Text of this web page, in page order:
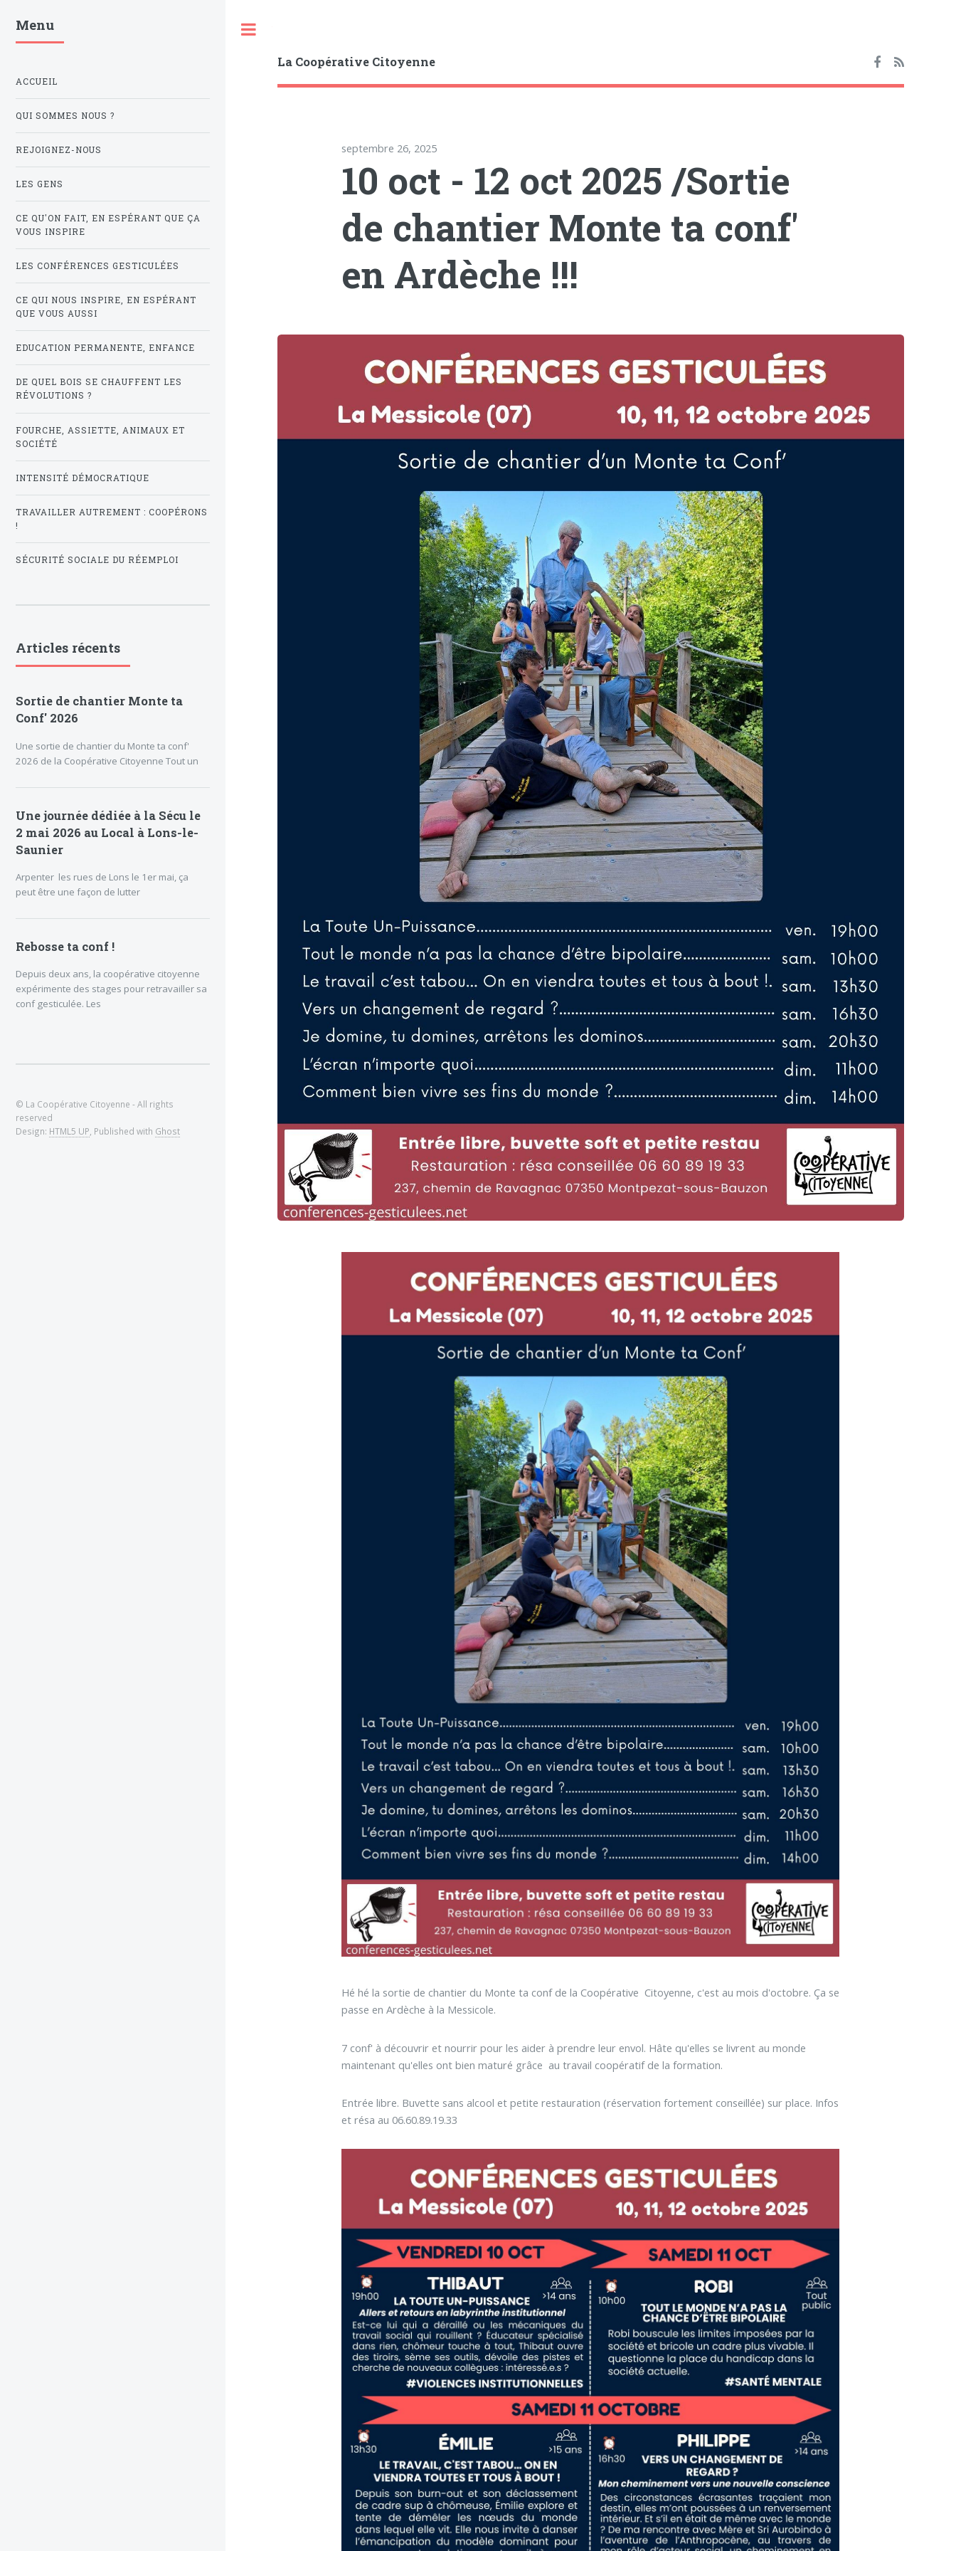
La Coopérative Citoyenne
septembre 26, 2025
10 oct - 12 oct 2025 /Sortie
de chantier Monte ta conf'
en Ardèche !!!
Hé hé la sortie de chantier du Monte ta conf de la Coopérative Citoyenne, c'est au mois d'octobre. Ça se
passe en Ardèche à la Messicole.
7 conf' à découvrir et nourrir pour les aider à prendre leur envol. Hâte qu'elles se livrent au monde
maintenant qu'elles ont bien maturé grâce au travail coopératif de la formation.
Entrée libre. Buvette sans alcool et petite restauration (réservation fortement conseillée) sur place. Infos
et résa au 06.60.89.19.33
Menu
ACCUEIL
QUI SOMMES NOUS ?
REJOIGNEZ-NOUS
LES GENS
CE QU'ON FAIT, EN ESPÉRANT QUE ÇA
VOUS INSPIRE
LES CONFÉRENCES GESTICULÉES
CE QUI NOUS INSPIRE, EN ESPÉRANT
QUE VOUS AUSSI
EDUCATION PERMANENTE, ENFANCE
DE QUEL BOIS SE CHAUFFENT LES
RÉVOLUTIONS ?
FOURCHE, ASSIETTE, ANIMAUX ET
SOCIÉTÉ
INTENSITÉ DÉMOCRATIQUE
TRAVAILLER AUTREMENT : COOPÉRONS
!
SÉCURITÉ SOCIALE DU RÉEMPLOI
Articles récents
Sortie de chantier Monte ta
Conf' 2026
Une sortie de chantier du Monte ta conf'
2026 de la Coopérative Citoyenne Tout un
Une journée dédiée à la Sécu le
2 mai 2026 au Local à Lons-le-
Saunier
Arpenter les rues de Lons le 1er mai, ça
peut être une façon de lutter
Rebosse ta conf !
Depuis deux ans, la coopérative citoyenne
expérimente des stages pour retravailler sa
conf gesticulée. Les
© La Coopérative Citoyenne - All rights
reserved
Design: HTML5 UP , Published with Ghost